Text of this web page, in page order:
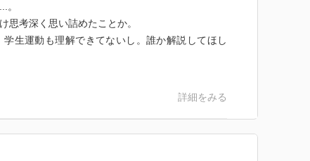
。
思考深く思い詰めたことか。
生運動も理解できてないし。誰か解説してほし
詳細をみる